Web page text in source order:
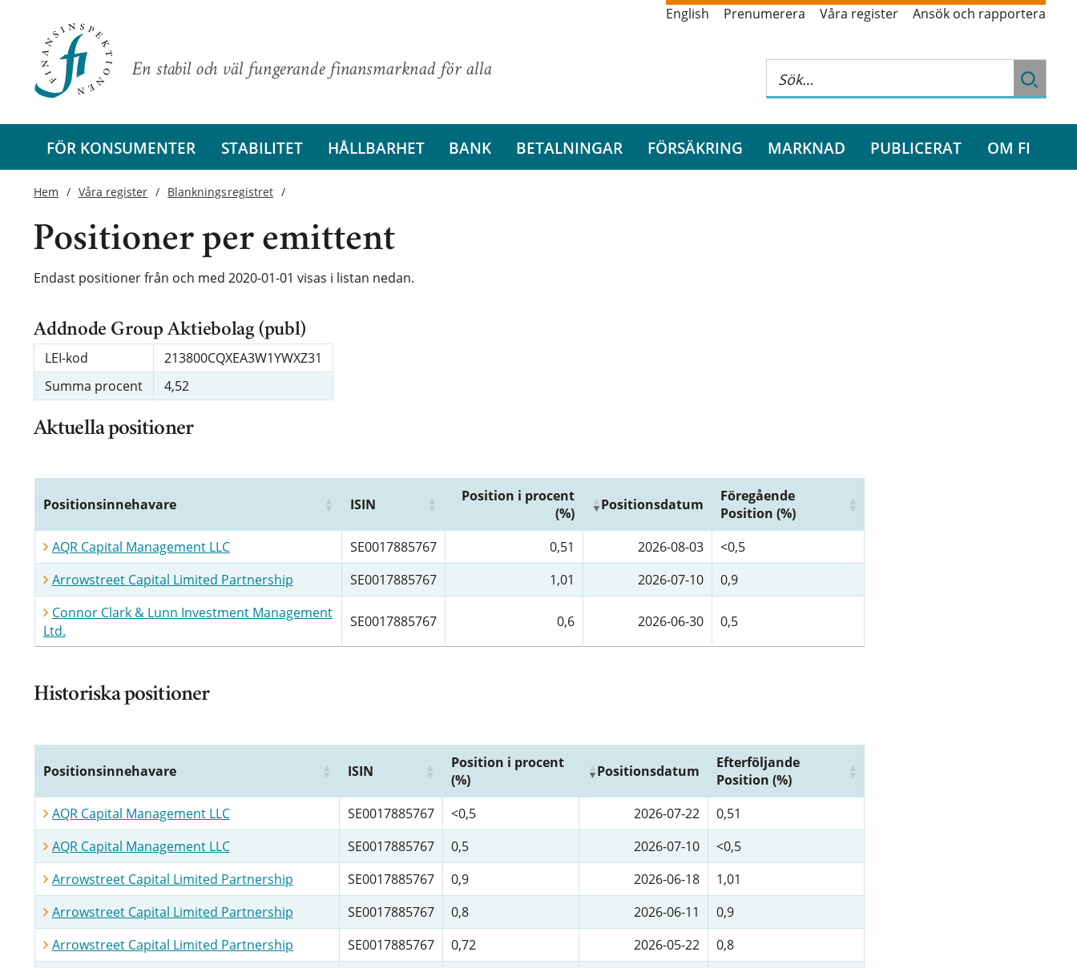
En stabil och väl fungerande finansmarknad för alla
English Prenumerera Våra register Ansök och rapportera
FÖR KONSUMENTER STABILITET HÅLLBARHET BANK BETALNINGAR FÖRSÄKRING MARKNAD PUBLICERAT OM FI
Hem Våra register Blankningsregistret
Positioner per emittent
Endast positioner från och med 2020-01-01 visas i listan nedan.
Addnode Group Aktiebolag (publ)
LEI-kod
213800CQXEA3W1YWXZ31
Summa procent
4,52
Aktuella positioner
Positionsinnehavare ISIN
Position i procent
(%)
Positionsdatum
Föregående
Position (%)
AQR Capital Management LLC
SE0017885767 0,51 2026-08-03
<0,5
Arrowstreet Capital Limited Partnership
SE0017885767 1,01 2026-07-10
0,9
Connor Clark & Lunn Investment Management
Ltd.
SE0017885767 0,6 2026-06-30 0,5
Historiska positioner
Positionsinnehavare ISIN
Position i procent
(%)
Positionsdatum
Efterföljande
Position (%)
AQR Capital Management LLC
SE0017885767 <0,5 2026-07-22
0,51
AQR Capital Management LLC
SE0017885767 0,5 2026-07-10
<0,5
Arrowstreet Capital Limited Partnership
SE0017885767 0,9 2026-06-18
1,01
Arrowstreet Capital Limited Partnership
SE0017885767 0,8 2026-06-11
0,9
Arrowstreet Capital Limited Partnership
SE0017885767 0,72 2026-05-22
0,8